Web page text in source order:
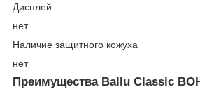
Дисплей
нет
Наличие защитного кожуха
нет
Преимущества Ballu Classic